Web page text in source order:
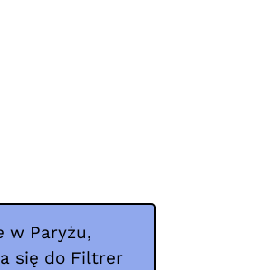
w Paryżu,
się do Filtrer